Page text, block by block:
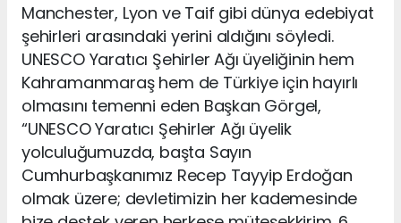
Manchester, Lyon ve Taif gibi dünya edebiyat
şehirleri arasındaki yerini aldığını söyledi.
UNESCO Yaratıcı Şehirler Ağı üyeliğinin hem
Kahramanmaraş hem de Türkiye için hayırlı
olmasını temenni eden Başkan Görgel,
“UNESCO Yaratıcı Şehirler Ağı üyelik
yolculuğumuzda, başta Sayın
Cumhurbaşkanımız Recep Tayyip Erdoğan
olmak üzere; devletimizin her kademesinde